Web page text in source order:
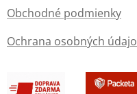
Obchodné podmienky
Ochrana osobných